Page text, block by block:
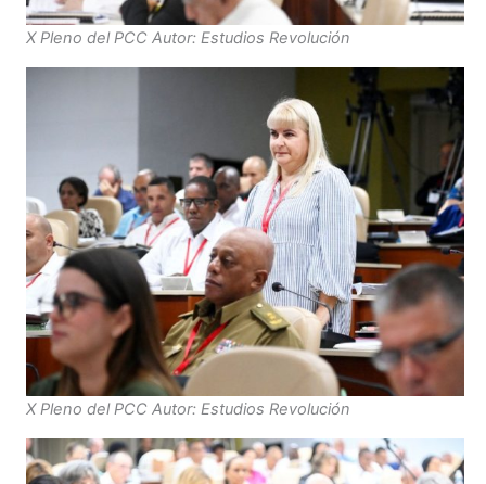
X Pleno del PCC Autor: Estudios Revolución
X Pleno del PCC Autor: Estudios Revolución